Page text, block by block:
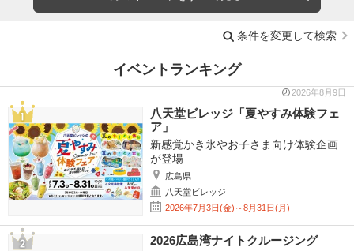
条件を変更して検索
イベントランキング
2026年8月9日
八天堂ビレッジ「夏やすみ体験フェ
ア」
新感覚かき氷やお子さま向け体験企画
が登場
広島県
八天堂ビレッジ
2026年7月3日(金)～8月31日(月)
2026広島湾ナイトクルージング